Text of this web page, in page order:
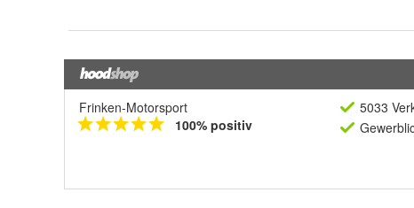
Frinken-Motorsport
100% positiv
5033